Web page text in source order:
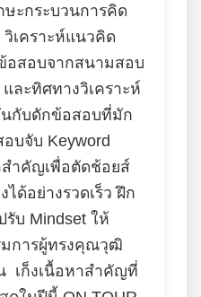
ษะกระบวนการคิด
เคราะห์แนวคิด
อสอบจากสนามสอบ
และทิศทางวิเคราะห์
กับดักข้อสอบที่มัก
สอบจับ Keyword
ำคัญเพื่อตัดช้อยส์
ด้อย่างรวดเร็ว ฝึก
บ Mindset ให้
มการผู้ทรงคุณวุฒิ
เก็งเนื้อหาสำคัญที่